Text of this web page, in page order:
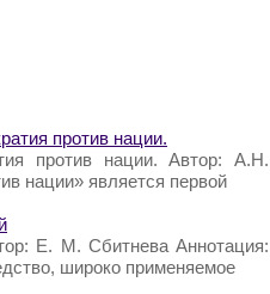
против нации.
против нации. Автор: А.Н.
нации» является первой
Е. М. Сбитнева Аннотация:
широко применяемое